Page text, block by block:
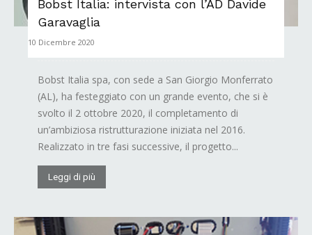
Bobst Italia: intervista con l’AD Davide
Garavaglia
10 Dicembre 2020
Bobst Italia spa, con sede a San Giorgio Monferrato
(AL), ha festeggiato con un grande evento, che si è
svolto il 2 ottobre 2020, il completamento di
un’ambiziosa ristrutturazione iniziata nel 2016.
Realizzato in tre fasi successive, il progetto...
Leggi di più